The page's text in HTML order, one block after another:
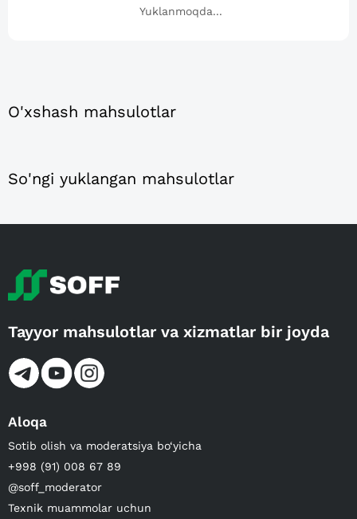
Yuklanmoqda...
O'xshash mahsulotlar
So'ngi yuklangan mahsulotlar
Tayyor mahsulotlar va xizmatlar bir joyda
Aloqa
Sotib olish va moderatsiya bo‘yicha
+998 (91) 008 67 89
@soff_moderator
Texnik muammolar uchun